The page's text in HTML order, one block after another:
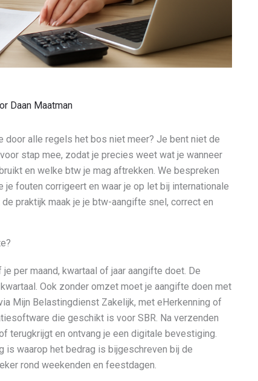
Daan Maatman
door alle regels het bos niet meer? Je bent niet de
stap mee, zodat je precies weet wat je wanneer
en welke btw je mag aftrekken. We bespreken
je fouten corrigeert en waar je op let bij internationale
praktijk maak je je btw-aangifte snel, correct en
per maand, kwartaal of jaar aangifte doet. De
Ook zonder omzet moet je aangifte doen met
Mijn Belastingdienst Zakelijk, met eHerkenning of
die geschikt is voor SBR. Na verzenden
terugkrijgt en ontvang je een digitale bevestiging.
is waarop het bedrag is bijgeschreven bij de
rond weekenden en feestdagen.